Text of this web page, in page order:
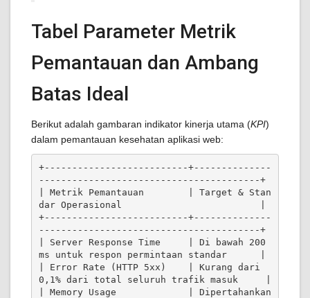
Tabel Parameter Metrik
Pemantauan dan Ambang
Batas Ideal
Berikut adalah gambaran indikator kinerja utama (KPI)
dalam pemantauan kesehatan aplikasi web:
+--------------------------+--------------
----------------------------------------+
| Metrik Pemantauan        | Target & Stan
dar Operasional                         |
+--------------------------+--------------
----------------------------------------+
| Server Response Time     | Di bawah 200
ms untuk respon permintaan standar      |
| Error Rate (HTTP 5xx)    | Kurang dari
0,1% dari total seluruh trafik masuk     |
| Memory Usage             | Dipertahankan